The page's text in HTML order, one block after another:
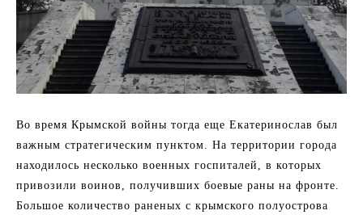
Во время Крымской войны тогда еще Екатеринослав был
важным стратегическим пунктом. На территории города
находилось несколько военных госпиталей, в которых
привозили воинов, получивших боевые раны на фронте.
Большое количество раненых с крымского полуострова